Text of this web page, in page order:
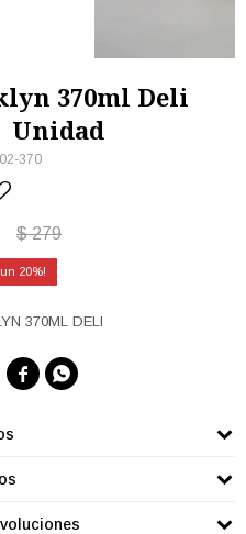
370ml Deli
Unidad
370
$ 279
20
370ML DELI
 